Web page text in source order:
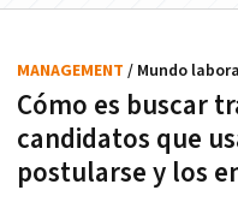
Cómo es buscar
candidatos que
postularse y los
MANAGEMENT / Mundo